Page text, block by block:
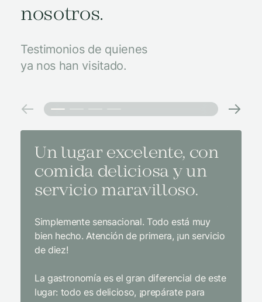
nosotros.
Testimonios de quienes
ya nos han visitado.
Un lugar excelente, con
comida deliciosa y un
servicio maravilloso.
Simplemente sensacional. Todo está muy
bien hecho. Atención de primera, ¡un servicio
de diez!
La gastronomía es el gran diferencial de este
lugar: todo es delicioso, ¡prepárate para